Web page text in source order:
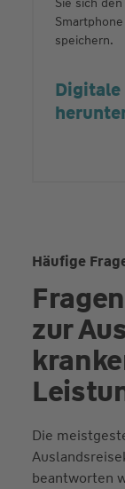
speichern.
Häufige
zur
Die
beantworten